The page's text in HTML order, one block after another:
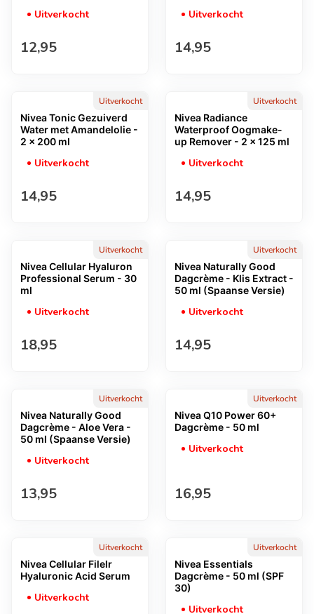
Uitverkocht
Normale prijs
12,95
Uitverkocht
Normale prijs
14,95
Uitverkocht
Nivea Tonic Gezuiverd
Water met Amandelolie -
2 x 200 ml
Uitverkocht
Normale prijs
14,95
Uitverkocht
Nivea Radiance
Waterproof Oogmake-
up Remover - 2 x 125 ml
Uitverkocht
Normale prijs
14,95
Uitverkocht
Nivea Cellular Hyaluron
Professional Serum - 30
ml
Uitverkocht
Normale prijs
18,95
Uitverkocht
Nivea Naturally Good
Dagcrème - Klis Extract -
50 ml (Spaanse Versie)
Uitverkocht
Normale prijs
14,95
Uitverkocht
Nivea Naturally Good
Dagcrème - Aloe Vera -
50 ml (Spaanse Versie)
Uitverkocht
Normale prijs
13,95
Uitverkocht
Nivea Q10 Power 60+
Dagcrème - 50 ml
Uitverkocht
Normale prijs
16,95
Uitverkocht
Nivea Cellular Filelr
Hyaluronic Acid Serum
Uitverkocht
Uitverkocht
Nivea Essentials
Dagcrème - 50 ml (SPF
30)
Uitverkocht